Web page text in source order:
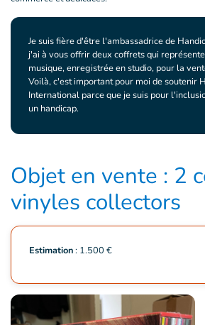
Je suis fière d'être l'ambassadrice de
j'ai à vous offrir deux coffrets qui
musique, enregistrée en studio, pour la
Voilà, c'est important pour moi de soutenir
International parce que je suis pour
un handicap.
Objet en vente : 2
vinyles collectors
Estimation: 1.500 €